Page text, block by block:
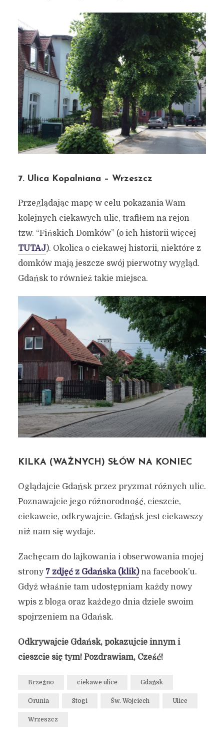
7. Ulica Kopalniana – Wrzeszcz
Przeglądając mapę w celu pokazania Wam
kolejnych ciekawych ulic, trafiłem na rejon
tzw. “Fińskich Domków” (o ich historii więcej
TUTAJ). Okolica o ciekawej historii, niektóre z
domków mają jeszcze swój pierwotny wygląd.
Gdańsk to również takie miejsca.
KILKA (WAŻNYCH) SŁÓW NA KONIEC
Oglądajcie Gdańsk przez pryzmat różnych ulic.
Poznawajcie jego różnorodność, cieszcie,
ciekawcie, odkrywajcie. Gdańsk jest ciekawszy
niż nam się wydaje.
Zachęcam do lajkowania i obserwowania mojej
strony 7 zdjęć z Gdańska (klik)na facebook’u.
Gdyż właśnie tam udostępniam każdy nowy
wpis z bloga oraz każdego dnia dziele swoim
spojrzeniem na Gdańsk.
Odkrywajcie Gdańsk, pokazujcie innym i
cieszcie się tym! Pozdrawiam, Cześć!
Brzeźno ciekawe ulice Gdańsk
Orunia Stogi Św. Wojciech Ulice
Wrzeszcz